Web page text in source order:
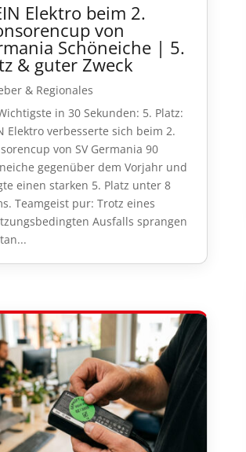
Elektro beim 2.
von
Schöneiche | 5.
& guter Zweck
& Regionales
in 30 Sekunden: 5. Platz:
Elektro verbesserte sich beim 2.
von SV Germania 90
gegenüber dem Vorjahr und
einen starken 5. Platz unter 8
Teamgeist pur: Trotz eines
Ausfalls sprangen